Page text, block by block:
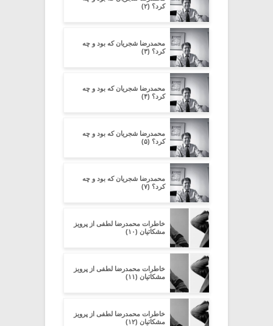
کرد؟ (۲)
محمدرضا شجریان که بود و چه
کرد؟ (۳)
محمدرضا شجریان که بود و چه
کرد؟ (۴)
محمدرضا شجریان که بود و چه
کرد؟ (۵)
محمدرضا شجریان که بود و چه
کرد؟ (۷)
خاطرات محمدرضا لطفی از پرویز
مشکاتیان (۱۰)
خاطرات محمدرضا لطفی از پرویز
مشکاتیان (۱۱)
خاطرات محمدرضا لطفی از پرویز
مشکاتیان (۱۲)